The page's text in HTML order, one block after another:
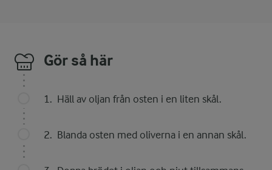
Gör så här
Häll av oljan från osten i en liten skål.
Blanda osten med oliverna i en annan skål.